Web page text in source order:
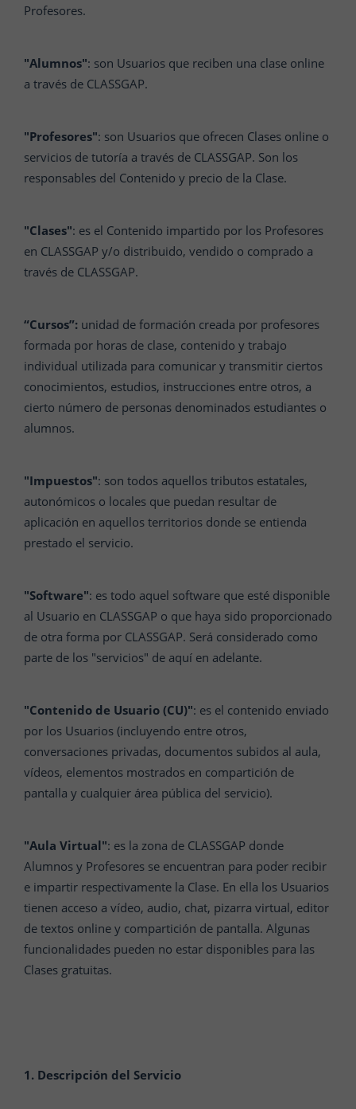
Profesores.
"Alumnos": son Usuarios que reciben una clase online
a través de CLASSGAP.
"Profesores": son Usuarios que ofrecen Clases online o
servicios de tutoría a través de CLASSGAP. Son los
responsables del Contenido y precio de la Clase.
"Clases": es el Contenido impartido por los Profesores
en CLASSGAP y/o distribuido, vendido o comprado a
través de CLASSGAP.
“Cursos”: unidad de formación creada por profesores
formada por horas de clase, contenido y trabajo
individual utilizada para comunicar y transmitir ciertos
conocimientos, estudios, instrucciones entre otros, a
cierto número de personas denominados estudiantes o
alumnos.
"Impuestos": son todos aquellos tributos estatales,
autonómicos o locales que puedan resultar de
aplicación en aquellos territorios donde se entienda
prestado el servicio.
"Software": es todo aquel software que esté disponible
al Usuario en CLASSGAP o que haya sido proporcionado
de otra forma por CLASSGAP. Será considerado como
parte de los "servicios" de aquí en adelante.
"Contenido de Usuario (CU)": es el contenido enviado
por los Usuarios (incluyendo entre otros,
conversaciones privadas, documentos subidos al aula,
vídeos, elementos mostrados en compartición de
pantalla y cualquier área pública del servicio).
"Aula Virtual": es la zona de CLASSGAP donde
Alumnos y Profesores se encuentran para poder recibir
e impartir respectivamente la Clase. En ella los Usuarios
tienen acceso a vídeo, audio, chat, pizarra virtual, editor
de textos online y compartición de pantalla. Algunas
funcionalidades pueden no estar disponibles para las
Clases gratuitas.
1. Descripción del Servicio